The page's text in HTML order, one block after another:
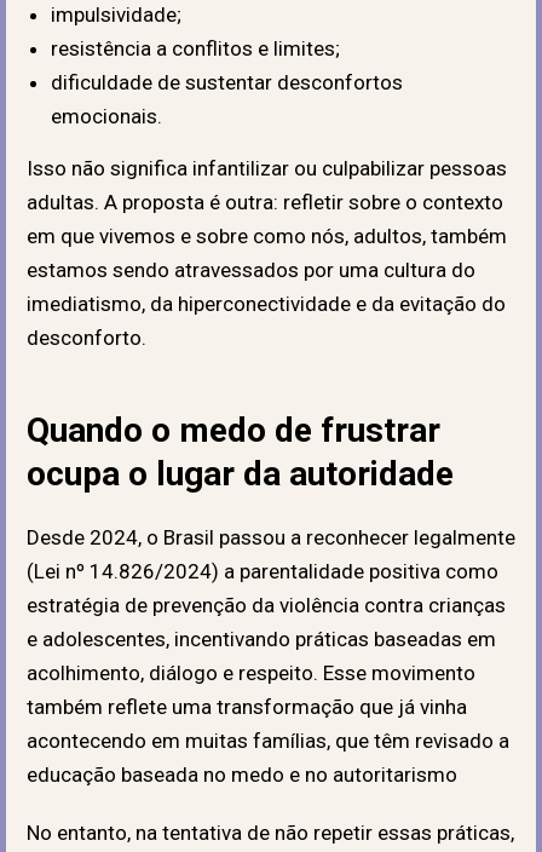
impulsividade;
resistência a conflitos e limites;
dificuldade de sustentar desconfortos
emocionais.
Isso não significa infantilizar ou culpabilizar pessoas
adultas. A proposta é outra: refletir sobre o contexto
em que vivemos e sobre como nós, adultos, também
estamos sendo atravessados por uma cultura do
imediatismo, da hiperconectividade e da evitação do
desconforto.
Quando o medo de frustrar
ocupa o lugar da autoridade
Desde 2024, o Brasil passou a reconhecer legalmente
(Lei nº 14.826/2024) a parentalidade positiva como
estratégia de prevenção da violência contra crianças
e adolescentes, incentivando práticas baseadas em
acolhimento, diálogo e respeito. Esse movimento
também reflete uma transformação que já vinha
acontecendo em muitas famílias, que têm revisado a
educação baseada no medo e no autoritarismo
No entanto, na tentativa de não repetir essas práticas,